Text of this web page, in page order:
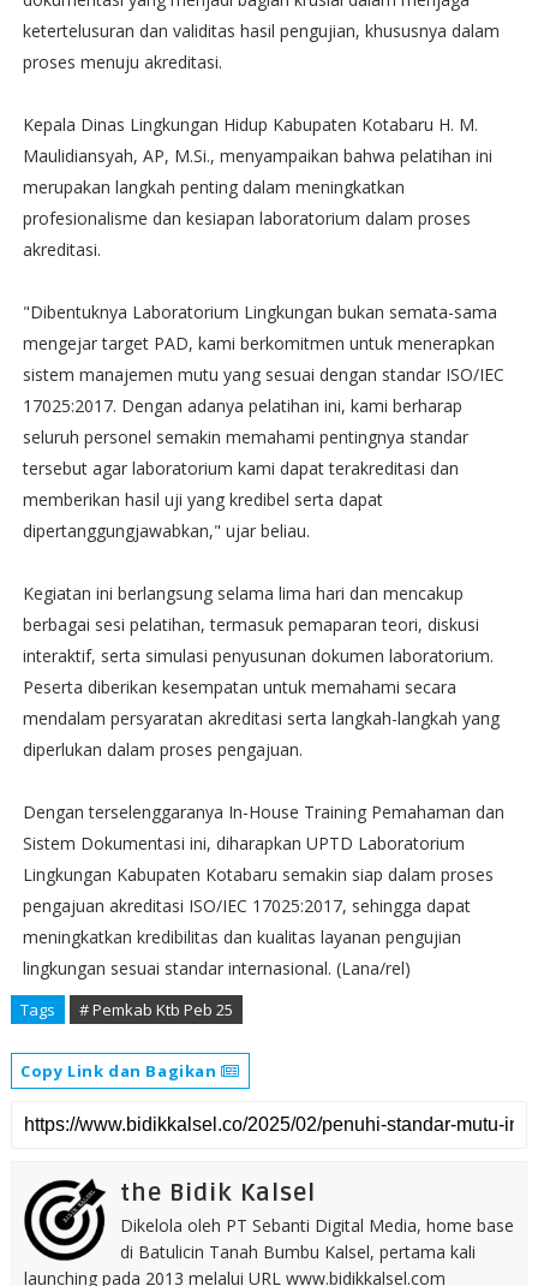
ketertelusuran dan validitas hasil pengujian, khususnya dalam
proses menuju akreditasi.
Kepala Dinas Lingkungan Hidup Kabupaten Kotabaru H. M.
Maulidiansyah, AP, M.Si., menyampaikan bahwa pelatihan ini
merupakan langkah penting dalam meningkatkan
profesionalisme dan kesiapan laboratorium dalam proses
akreditasi.
"Dibentuknya Laboratorium Lingkungan bukan semata-sama
mengejar target PAD, kami berkomitmen untuk menerapkan
sistem manajemen mutu yang sesuai dengan standar ISO/IEC
17025:2017. Dengan adanya pelatihan ini, kami berharap
seluruh personel semakin memahami pentingnya standar
tersebut agar laboratorium kami dapat terakreditasi dan
memberikan hasil uji yang kredibel serta dapat
dipertanggungjawabkan," ujar beliau.
Kegiatan ini berlangsung selama lima hari dan mencakup
berbagai sesi pelatihan, termasuk pemaparan teori, diskusi
interaktif, serta simulasi penyusunan dokumen laboratorium.
Peserta diberikan kesempatan untuk memahami secara
mendalam persyaratan akreditasi serta langkah-langkah yang
diperlukan dalam proses pengajuan.
Dengan terselenggaranya In-House Training Pemahaman dan
Sistem Dokumentasi ini, diharapkan UPTD Laboratorium
Lingkungan Kabupaten Kotabaru semakin siap dalam proses
pengajuan akreditasi ISO/IEC 17025:2017, sehingga dapat
meningkatkan kredibilitas dan kualitas layanan pengujian
lingkungan sesuai standar internasional. (Lana/rel)
Tags # Pemkab Ktb Peb 25
Copy Link dan Bagikan
the Bidik Kalsel
Dikelola oleh PT Sebanti Digital Media, home base
di Batulicin Tanah Bumbu Kalsel, pertama kali
launching pada 2013 melalui URL www.bidikkalsel.com